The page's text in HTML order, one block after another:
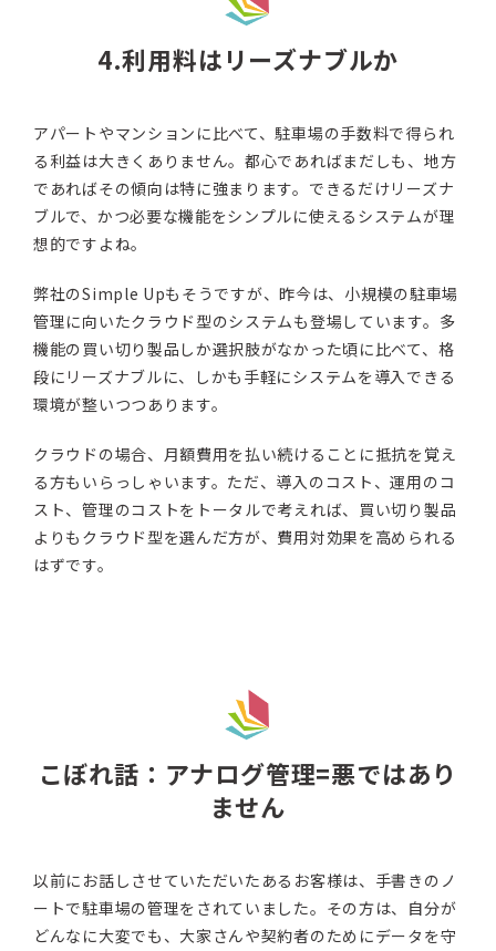
4.利用料はリーズナブルか
アパートやマンションに比べて、駐車場の手数料で得られ
る利益は大きくありません。都心であればまだしも、地方
であればその傾向は特に強まります。できるだけリーズナ
ブルで、かつ必要な機能をシンプルに使えるシステムが理
想的ですよね。
弊社のSimple Upもそうですが、昨今は、小規模の駐車場
管理に向いたクラウド型のシステムも登場しています。多
機能の買い切り製品しか選択肢がなかった頃に比べて、格
段にリーズナブルに、しかも手軽にシステムを導入できる
環境が整いつつあります。
クラウドの場合、月額費用を払い続けることに抵抗を覚え
る方もいらっしゃいます。ただ、導入のコスト、運用のコ
スト、管理のコストをトータルで考えれば、買い切り製品
よりもクラウド型を選んだ方が、費用対効果を高められる
はずです。
こぼれ話：アナログ管理=悪ではあり
ません
以前にお話しさせていただいたあるお客様は、手書きのノ
ートで駐車場の管理をされていました。その方は、自分が
どんなに大変でも、大家さんや契約者のためにデータを守